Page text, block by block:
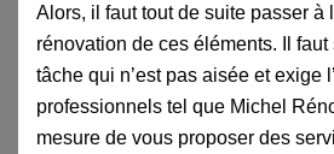
Alors, il faut tout de suite passer à
rénovation de ces éléments. Il faut
tâche qui n’est pas aisée et exige
professionnels tel que Michel
mesure de vous proposer des